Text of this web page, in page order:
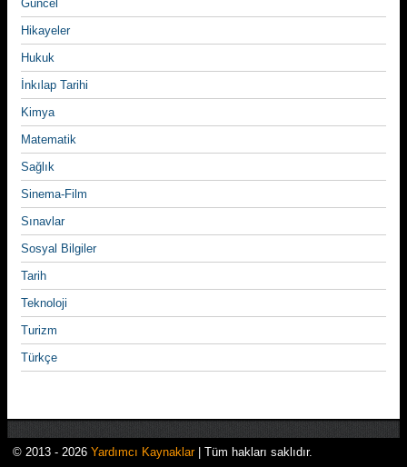
Güncel
Hikayeler
Hukuk
İnkılap Tarihi
Kimya
Matematik
Sağlık
Sinema-Film
Sınavlar
Sosyal Bilgiler
Tarih
Teknoloji
Turizm
Türkçe
© 2013 - 2026 Yardımcı Kaynaklar| Tüm hakları saklıdır.